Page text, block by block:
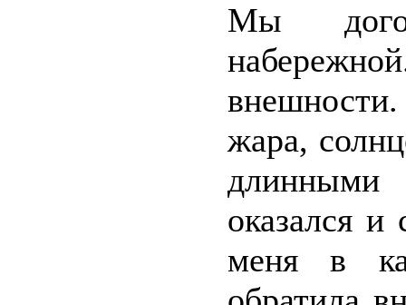
Мы
внешности.
жара,
длинными
оказался
меня в